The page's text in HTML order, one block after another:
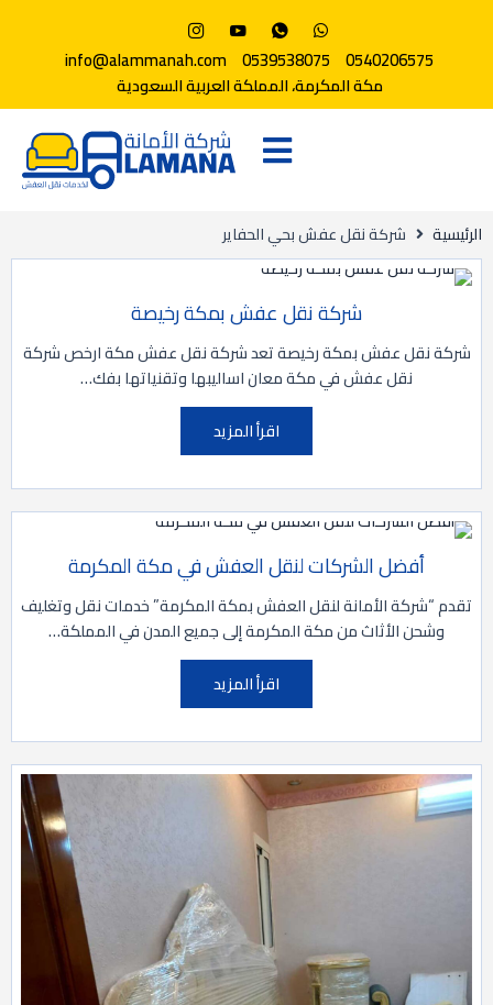
0540206575
0539538075
info@alammanah.com
مكة المكرمة، المملكة العربية السعودية
الرئيسية شركة نقل عفش بحي الحفاير
شركة نقل عفش بمكة رخيصة
شركة نقل عفش بمكة رخيصة تعد شركة نقل عفش مكة ارخص شركة
نقل عفش في مكة معان اساليبها وتقنياتها بفك…
اقرأ المزيد
أفضل الشركات لنقل العفش في مكة المكرمة
تقدم “شركة الأمانة لنقل العفش بمكة المكرمة” خدمات نقل وتغليف
وشحن الأثاث من مكة المكرمة إلى جميع المدن في المملكة…
اقرأ المزيد